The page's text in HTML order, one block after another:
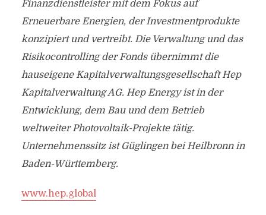
Finanzdienstleister mit dem Fokus auf
Erneuerbare Energien, der Investmentprodukte
konzipiert und vertreibt. Die Verwaltung und das
Risikocontrolling der Fonds übernimmt die
hauseigene Kapitalverwaltungsgesellschaft Hep
Kapitalverwaltung AG. Hep Energy ist in der
Entwicklung, dem Bau und dem Betrieb
weltweiter Photovoltaik-Projekte tätig.
Unternehmenssitz ist Güglingen bei Heilbronn in
Baden-Württemberg.
www.hep.global